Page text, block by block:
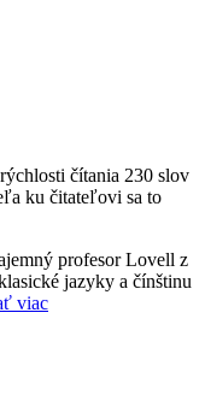
čítania 230 slov
ku čitateľovi sa to
profesor Lovell z
jazyky a čínštinu
viac